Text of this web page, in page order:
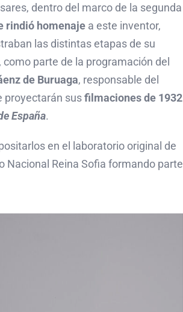
dentro del marco de la segunda
rindió homenaje a este inventor,
las distintas etapas de su
parte de la programación del
de Buruaga, responsable del
proyectarán susfilmaciones de 1932
España.
en el laboratorio original de
Nacional Reina Sofia formando parte